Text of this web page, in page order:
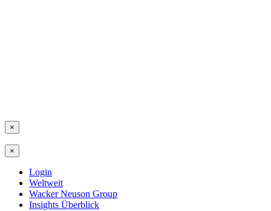
×
×
Login
Weltweit
Wacker Neuson Group
Insights Überblick